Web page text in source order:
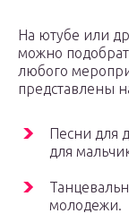
На ютубе или
можно
любого
представлены
Песни для
для
молодежи.